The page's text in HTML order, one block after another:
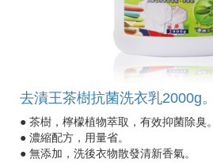
● 茶樹，檸檬植物萃取，有效抑菌除臭。
● 濃縮配方，用量省。
● 無添加，洗後衣物散發清新香氣。